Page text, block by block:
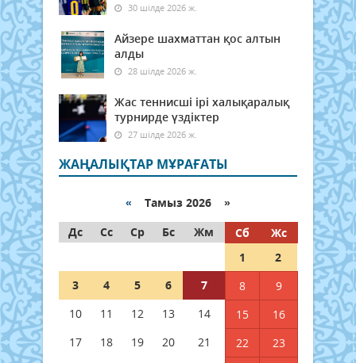
30 шілде 2026 ж.
Айзере шахматтан қос алтын
алды
28 шілде 2026 ж.
Жас теннисші ірі халықаралық
турнирде үздіктер
27 шілде 2026 ж.
ЖАҢАЛЫҚТАР МҰРАҒАТЫ
« Тамыз 2026 »
Дс
Сс Ср Бс Жм Сб
Жс
1
2
3
4 5 6 7 8
9
10
11 12 13 14 15
16
17
18 19 20 21 22
23